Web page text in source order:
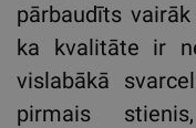
pārbaudīts
ka kvalitāte ir
vislabākā
pirmais